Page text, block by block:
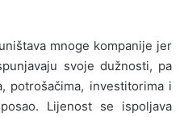
mnoge kompanije jer
svoje dužnosti, pa
potrošačima, investitorima i
Lijenost se ispoljava